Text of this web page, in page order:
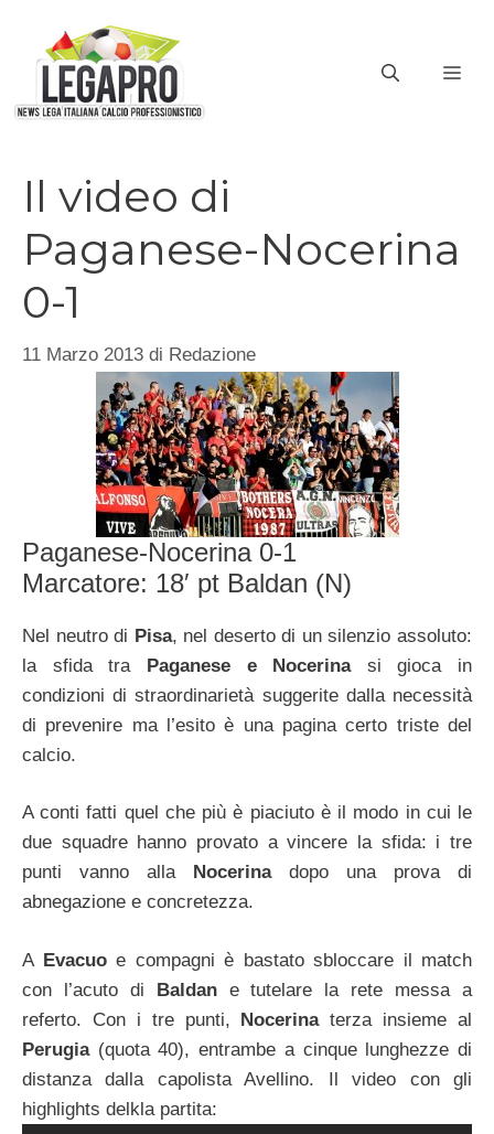
contenuto
Il video di
Paganese-Nocerina
0-1
11 Marzo 2013 di Redazione
Paganese-Nocerina 0-1
Marcatore: 18′ pt Baldan (N)
Nel neutro di Pisa, nel deserto di un silenzio assoluto:
la sfida traPaganese e Nocerinasi gioca in
condizioni di straordinarietà suggerite dalla necessità
di prevenire ma l’esito è una pagina certo triste del
calcio.
A conti fatti quel che più è piaciuto è il modo in cui le
due squadre hanno provato a vincere la sfida: i tre
punti vanno alla
Nocerinadopo una prova di
abnegazione e concretezza.
A Evacuoe compagni è bastato sbloccare il match
con l’acuto di Baldane tutelare la rete messa a
referto. Con i tre punti, Nocerinaterza insieme al
Perugia(quota 40), entrambe a cinque lunghezze di
distanza dalla capolista Avellino. Il video con gli
highlights delkla partita: